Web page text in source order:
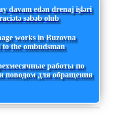
davam edən drenaj işləri
səbəb olub
works in Buzovna
the ombudsman
работы по
поводом для обращения